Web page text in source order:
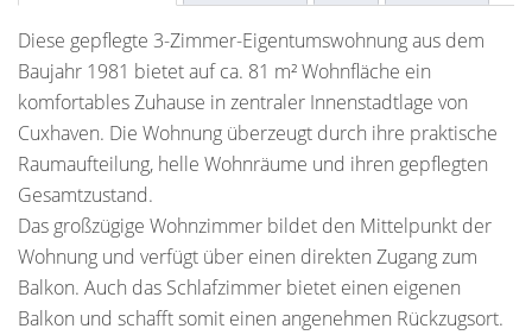
Diese gepflegte 3-Zimmer-Eigentumswohnung aus dem
Baujahr 1981 bietet auf ca. 81 m² Wohnfläche ein
komfortables Zuhause in zentraler Innenstadtlage von
Cuxhaven. Die Wohnung überzeugt durch ihre praktische
Raumaufteilung, helle Wohnräume und ihren gepflegten
Gesamtzustand.
Das großzügige Wohnzimmer bildet den Mittelpunkt der
Wohnung und verfügt über einen direkten Zugang zum
Balkon. Auch das Schlafzimmer bietet einen eigenen
Balkon und schafft somit einen angenehmen Rückzugsort.